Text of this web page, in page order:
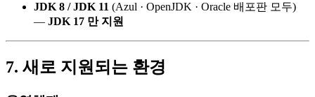
JDK 8 / JDK 11 (Azul · OpenJDK · Oracle 배포판 모두)
— JDK 17 만 지원
7. 새로 지원되는 환경